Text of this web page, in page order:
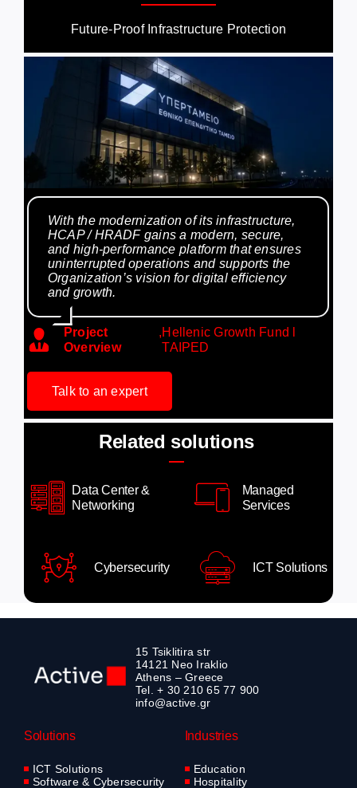
Future-Proof Infrastructure Protection
With the modernization of its infrastructure,
HCAP / HRADF gains a modern, secure,
and high-performance platform that ensures
uninterrupted operations and supports the
Organization’s vision for digital efficiency
and growth.
Project
Overview
,Hellenic Growth Fund l
TAIPED
Talk to an expert
Related solutions
Data Center &
Networking
Managed
Services
Cybersecurity ICT Solutions
15 Tsiklitira str
14121 Neo Iraklio
Athens – Greece
Tel. + 30 210 65 77 900
info@active.gr
Solutions
ICT Solutions
Software & Cybersecurity
Industries
Education
Hospitality